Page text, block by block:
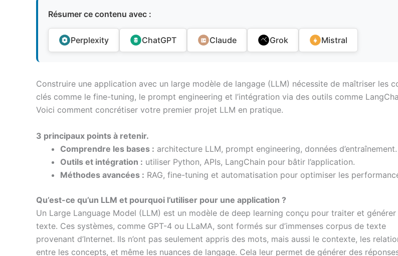
Résumer ce contenu avec :
Perplexity ChatGPT Claude Grok Mistral
Construire une application avec un large modèle de langage (LLM) nécessite de maîtriser les
clés comme le fine-tuning, le prompt engineering et l’intégration via des outils comme
Voici comment concrétiser votre premier projet LLM en pratique.
3 principaux points à retenir.
Comprendre les bases : architecture LLM, prompt engineering, données d’entraînement.
Outils et intégration : utiliser Python, APIs, LangChain pour bâtir l’application.
Méthodes avancées : RAG, fine-tuning et automatisation pour optimiser les
Qu’est-ce qu’un LLM et pourquoi l’utiliser pour une application ?
Un Large Language Model (LLM) est un modèle de deep learning conçu pour traiter et générer
texte. Ces systèmes, comme GPT-4 ou LLaMA, sont formés sur d’immenses corpus de texte
provenant d’Internet. Ils n’ont pas seulement appris des mots, mais aussi le contexte, les
entre les concepts, et même les nuances de langage. Cela leur permet de générer des